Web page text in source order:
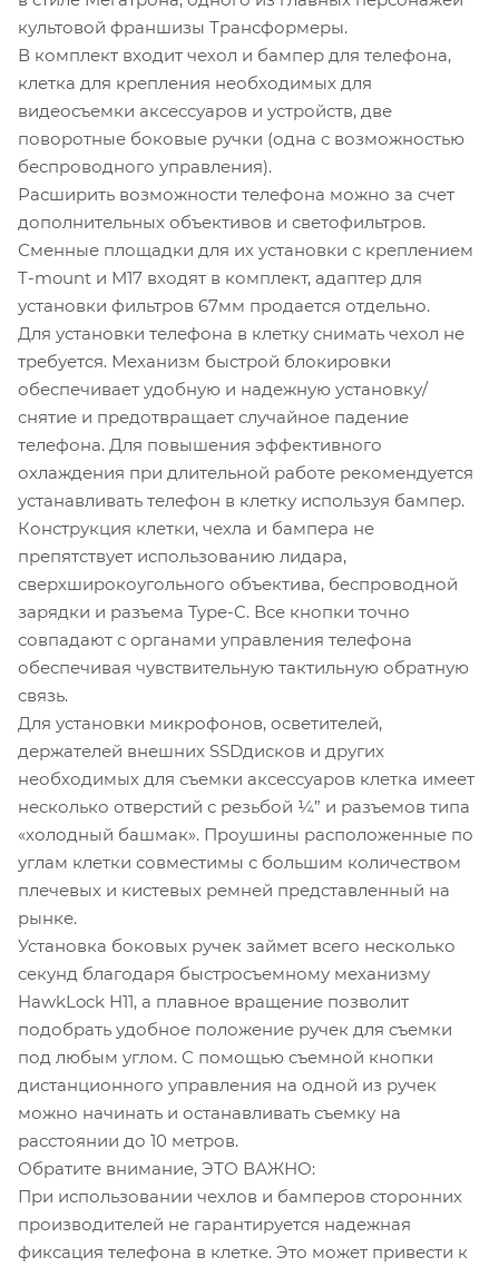
культовой франшизы Трансформеры.
В комплект входит чехол и бампер для телефона,
клетка для крепления необходимых для
видеосъемки аксессуаров и устройств, две
поворотные боковые ручки (одна с возможностью
беспроводного управления).
Расширить возможности телефона можно за счет
дополнительных объективов и светофильтров.
Сменные площадки для их установки с креплением
T-mount и М17 входят в комплект, адаптер для
установки фильтров 67мм продается отдельно.
Для установки телефона в клетку снимать чехол не
требуется. Механизм быстрой блокировки
обеспечивает удобную и надежную установку/
снятие и предотвращает случайное падение
телефона. Для повышения эффективного
охлаждения при длительной работе рекомендуется
устанавливать телефон в клетку используя бампер.
Конструкция клетки, чехла и бампера не
препятствует использованию лидара,
сверхширокоугольного объектива, беспроводной
зарядки и разъема Type-C. Все кнопки точно
совпадают с органами управления телефона
обеспечивая чувствительную тактильную обратную
связь.
Для установки микрофонов, осветителей,
держателей внешних SSDдисков и других
необходимых для съемки аксессуаров клетка имеет
несколько отверстий с резьбой ¼” и разъемов типа
«холодный башмак». Проушины расположенные по
углам клетки совместимы с большим количеством
плечевых и кистевых ремней представленный на
рынке.
Установка боковых ручек займет всего несколько
секунд благодаря быстросъемному механизму
HawkLock H11, а плавное вращение позволит
подобрать удобное положение ручек для съемки
под любым углом. С помощью съемной кнопки
дистанционного управления на одной из ручек
можно начинать и останавливать съемку на
расстоянии до 10 метров.
Обратите внимание, ЭТО ВАЖНО:
При использовании чехлов и бамперов сторонних
производителей не гарантируется надежная
фиксация телефона в клетке. Это может привести к